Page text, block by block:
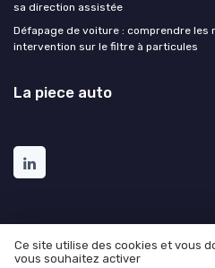
sa direction assistée
Défapage de voiture : comprendre
intervention sur le filtre à particules
La piece auto
Ce site utilise des cookies et vous
vous souhaitez activer